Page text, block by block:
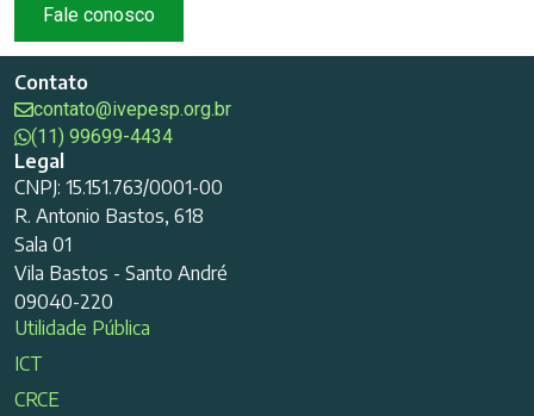
Fale conosco
Contato
contato@ivepesp.org.br
(11) 99699-4434
Legal
CNPJ: 15.151.763/0001-00
R. Antonio Bastos, 618
Sala 01
Vila Bastos - Santo André
09040-220
Utilidade Pública
ICT
CRCE